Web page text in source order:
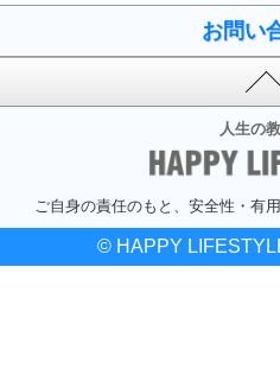
お問い
人生の
ご自身の責任のもと、安全性・有
© HAPPY